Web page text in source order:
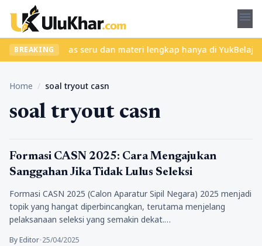
menu
BREAKINGkelas seru dan materi lengkap hanya di
Home / soal tryout casn
soal tryout casn
Pendidikan
Formasi CASN 2025: Cara Mengajukan
Sanggahan Jika Tidak Lulus Seleksi
Formasi CASN 2025 (Calon Aparatur Sipil Negara) 2025 menjadi
topik yang hangat diperbincangkan, terutama menjelang
pelaksanaan seleksi yang semakin dekat.…
By Editor•25/04/2025